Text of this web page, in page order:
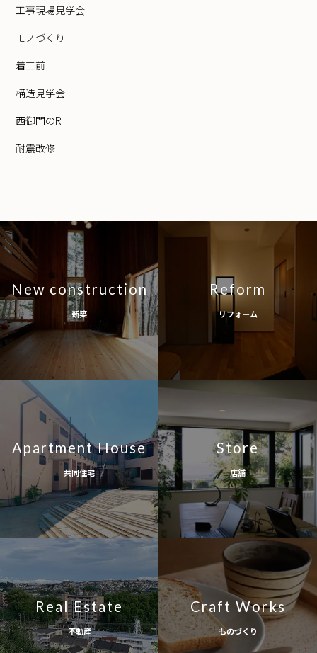
工事現場見学会
モノづくり
着工前
構造見学会
西御門のR
耐震改修
New construction
新築
Reform
リフォーム
Apartment House
共同住宅
Store
店舗
Real Estate
不動産
Craft Works
ものづくり